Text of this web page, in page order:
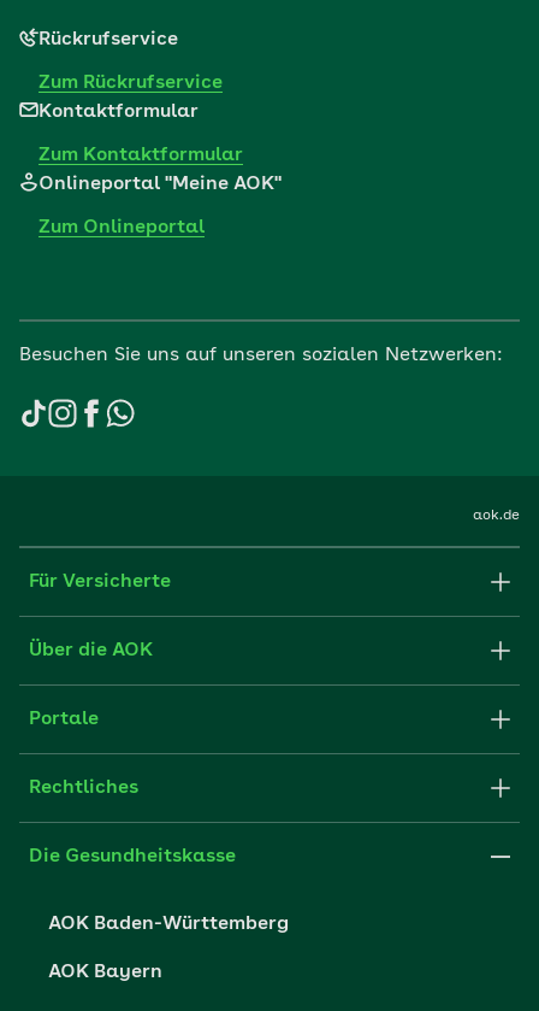
Rückrufservice
Zum Rückrufservice
Kontaktformular
Zum Kontaktformular
Onlineportal "Meine AOK"
Zum Onlineportal
Besuchen Sie uns auf unseren sozialen Netzwerken:
aok.de
Für Versicherte
Formulare und Anträge
FAQ
Über die AOK
Struktur & Verwaltung
Partner der AOK
Portale
Fachportal für Arbeitgeber
Presse- und Politikportal
Vertriebspartner-Service
Rechtliches
Impressum
Die Gesundheitskasse
AOK Baden-Württemberg
AOK Bayern